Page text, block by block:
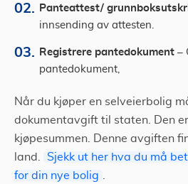
Panteattest/
innsending av attesten.
Registrere pantedokument –
pantedokument,
Når du kjøper en selveierbolig
dokumentavgift til staten. Den
kjøpesummen. Denne avgiften
land.
Sjekk ut her hva du må
for din nye bolig